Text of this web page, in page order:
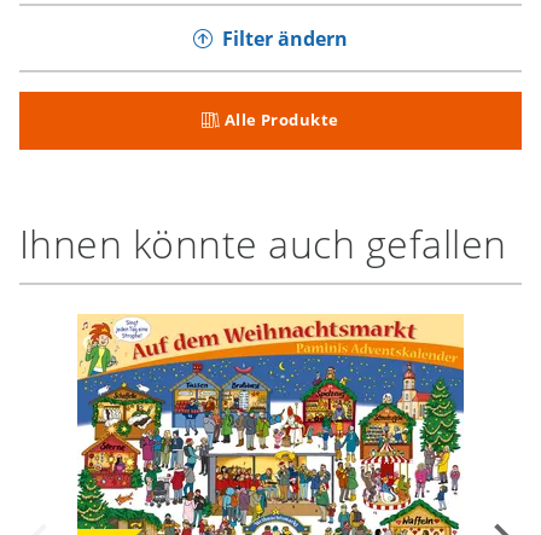
Filter ändern
Alle Produkte
Ihnen könnte auch gefallen